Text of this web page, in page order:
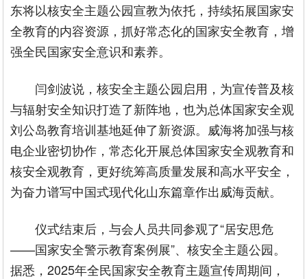
东将以核安全主题公园宣教为依托，持续拓展国家安
全教育的内容资源，抓好常态化的国家安全教育，增
强全民国家安全意识和素养。
闫剑波说，核安全主题公园启用，为宣传普及核
与辐射安全知识打造了新阵地，也为总体国家安全观
刘公岛教育培训基地延伸了新资源。威海将加强与核
电企业密切协作，常态化开展总体国家安全观教育和
核安全观教育，更好统筹高质量发展和高水平安全，
为奋力谱写中国式现代化山东篇章作出威海贡献。
仪式结束后，与会人员共同参观了“居安思危
——国家安全警示教育案例展”、核安全主题公园。
据悉，2025年全民国家安全教育主题宣传周期间，